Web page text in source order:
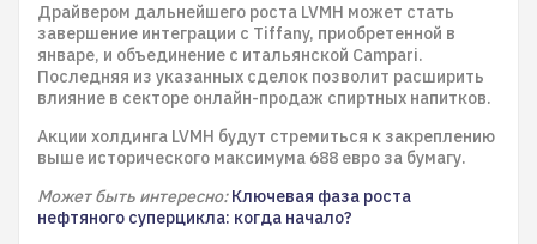
Драйвером дальнейшего роста LVMH может стать
завершение интеграции с Tiffany, приобретенной в
январе, и объединение с итальянской Campari.
Последняя из указанных сделок позволит расширить
влияние в секторе онлайн-продаж спиртных напитков.
Акции холдинга LVMH будут стремиться к закреплению
выше исторического максимума 688 евро за бумагу.
Может быть интересно: Ключевая фаза роста
нефтяного суперцикла: когда начало?